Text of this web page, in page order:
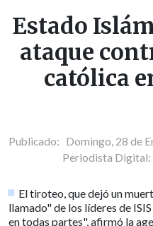
Estado
ataque
católica
Publicado: Domingo, 28 de
Periodista Digital:
El tiroteo, que dejó un
llamado" de los líderes de
en todas partes", afirmó la